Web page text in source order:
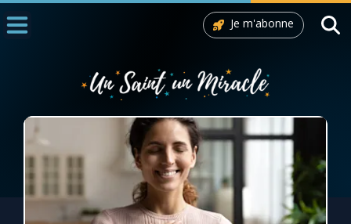
La Messe
1000 Raisons de Croire
L'actualité de la semaine
Je m'abonne